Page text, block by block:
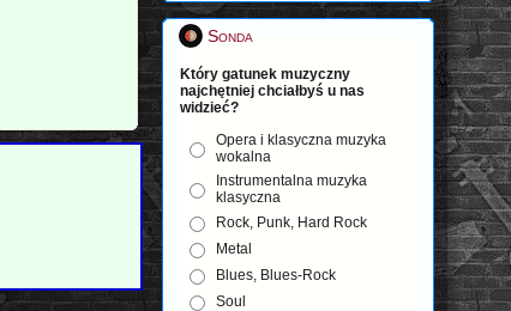
Sonda
Który gatunek muzyczny
najchętniej chciałbyś u nas
widzieć?
Opera i klasyczna muzyka
wokalna
Instrumentalna muzyka
klasyczna
Rock, Punk, Hard Rock
Metal
Blues, Blues-Rock
Soul